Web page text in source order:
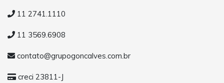
11 2741.1110
11 3569.6908
contato@grupogoncalves.com.br
creci 23811-J